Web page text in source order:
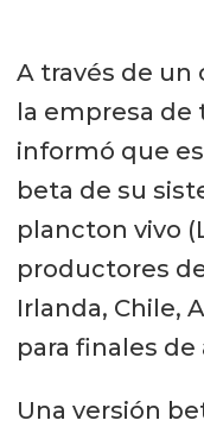
A través de un
la empresa de
informó que
beta de su
plancton vivo
productores
Irlanda, Chile,
para finales de
Una versión